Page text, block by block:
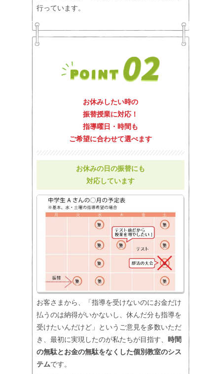
行っています。
お休みしたい時の
振替授業に対応！
指導曜日・時間も
ご希望に合わせて選べます
お休みの日の振替にも
対応しています
お客さまから、「指導を受けないのにお金だけ
払うのは納得がいかないし、休んだ分も指導を
受けたいんだけど」というご意見を多数いただ
き、最初に実現したのが私たちが目指す、 時間
の無駄とお金の無駄をなくした個別教室のシス
テムです。